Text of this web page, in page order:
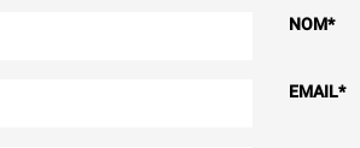
NOM*
EMAIL*